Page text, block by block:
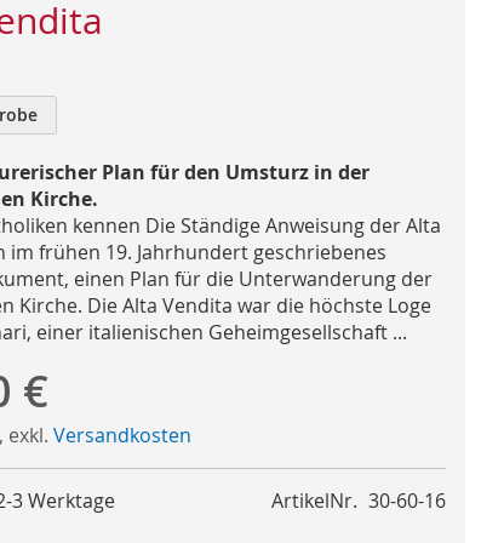
Plan für den Umsturz in der
Kirche.
kennen Die Ständige Anweisung der Alta
im frühen 19. Jahrhundert geschriebenes
einen Plan für die Unterwanderung der
Kirche. Die Alta Vendita war die höchste Loge
einer italienischen Geheimgesellschaft ...
€
, exkl. Versandkosten
ArtikelNr. 30-60-16
3 Werktage